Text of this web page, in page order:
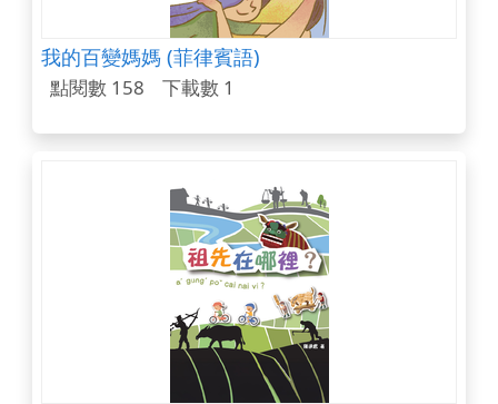
我的百變媽媽 (菲律賓語)
點閱數 158 下載數 1